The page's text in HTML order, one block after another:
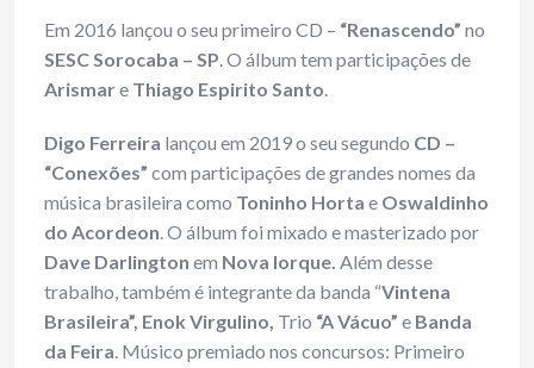
Em 2016 lançou o seu primeiro CD – “Renascendo” no
SESC Sorocaba – SP. O álbum tem participações de
Arismare Thiago Espirito Santo.
Digo Ferreira lançou em 2019 o seu segundo CD –
“Conexões” com participações de grandes nomes da
música brasileira como Toninho Horta e Oswaldinho
do Acordeon. O álbum foi mixado e masterizado por
Dave Darlington em Nova Iorque. Além desse
trabalho, também é integrante da banda “Vintena
Brasileira”, Enok Virgulino, Trio “A Vácuo” e Banda
da Feira. Músico premiado nos concursos: Primeiro